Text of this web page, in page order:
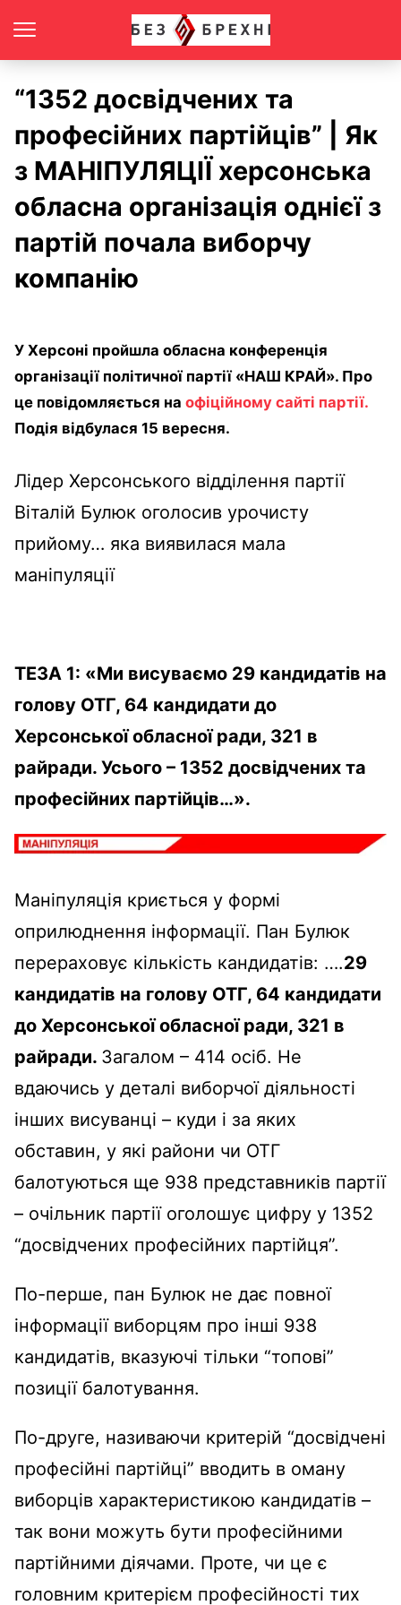
“1352 досвідчених та
професійних партійців” | Як
з МАНІПУЛЯЦІЇ херсонська
обласна організація однієї з
партій почала виборчу
компанію
У Херсоні пройшла обласна конференція
організації політичної партії «НАШ КРАЙ». Про
це повідомляється на офіційному сайті партії.
Подія відбулася 15 вересня.
Лідер Херсонського відділення партії
Віталій Булюк оголосив урочисту
прийому… яка виявилася мала
маніпуляції
ТЕЗА 1: «Ми висуваємо 29 кандидатів на
голову ОТГ, 64 кандидати до
Херсонської обласної ради, 321 в
райради. Усього – 1352 досвідчених та
професійних партійців…».
Маніпуляція криється у формі
оприлюднення інформації. Пан Булюк
перераховує кількість кандидатів: ….29
кандидатів на голову ОТГ, 64 кандидати
до Херсонської обласної ради, 321 в
райради. Загалом – 414 осіб. Не
вдаючись у деталі виборчої діяльності
інших висуванці – куди і за яких
обставин, у які райони чи ОТГ
балотуються ще 938 представників партії
– очільник партії оголошує цифру у 1352
“досвідчених професійних партійця”.
По-перше, пан Булюк не дає повної
інформації виборцям про інші 938
кандидатів, вказуючі тільки “топові”
позиції балотування.
По-друге, називаючи критерій “досвідчені
професійні партійці” вводить в оману
виборців характеристикою кандидатів –
так вони можуть бути професійними
партійними діячами. Проте, чи це є
головним критерієм професійності тих